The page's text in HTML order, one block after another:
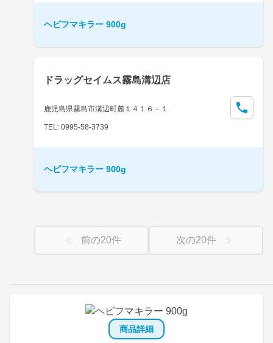
商品詳細
ヘビフマキラー 900g
ドラッグセイムス霧島溝辺店
鹿児島県霧島市溝辺町麓１４１６－１
TEL: 0995-58-3739
ヘビフマキラー 900g
前の20件 次の20件